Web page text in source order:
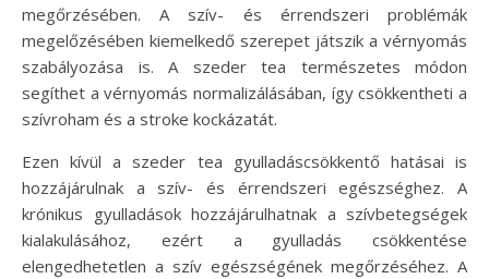
megőrzésében. A szív- és érrendszeri problémák
megelőzésében kiemelkedő szerepet játszik a vérnyomás
szabályozása is. A szeder tea természetes módon
segíthet a vérnyomás normalizálásában, így csökkentheti a
szívroham és a stroke kockázatát.
Ezen kívül a szeder tea gyulladáscsökkentő hatásai is
hozzájárulnak a szív- és érrendszeri egészséghez. A
krónikus gyulladások hozzájárulhatnak a szívbetegségek
kialakulásához, ezért a gyulladás csökkentése
elengedhetetlen a szív egészségének megőrzéséhez. A